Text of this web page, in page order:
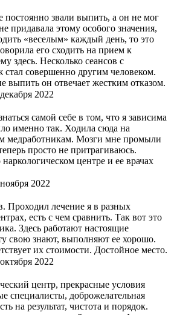
постоянно звали выпить, а он не мог
придавала этому особого значения,
«веселым» каждый день, то это
его сходить на прием к
здесь. Несколько сеансов с
совершенно другим человеком.
выпить он отвечает жестким отказом.
2022
самой себе в том, что я зависима
именно так. Ходила сюда на
медработникам. Мозги мне промыли
просто не притрагиваюсь.
центре и ее врачах
2022
Проходил лечение я в разных
есть с чем сравнить. Так вот это
Здесь работают настоящие
свою знают, выполняют ее хорошо.
их стоимости. Достойное место.
2022
центр, прекрасные условия
специалисты, доброжелательная
на результат, чистота и порядок.